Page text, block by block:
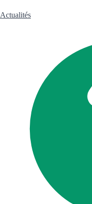
Actualités